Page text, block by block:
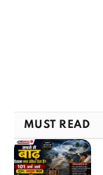
MUST READ